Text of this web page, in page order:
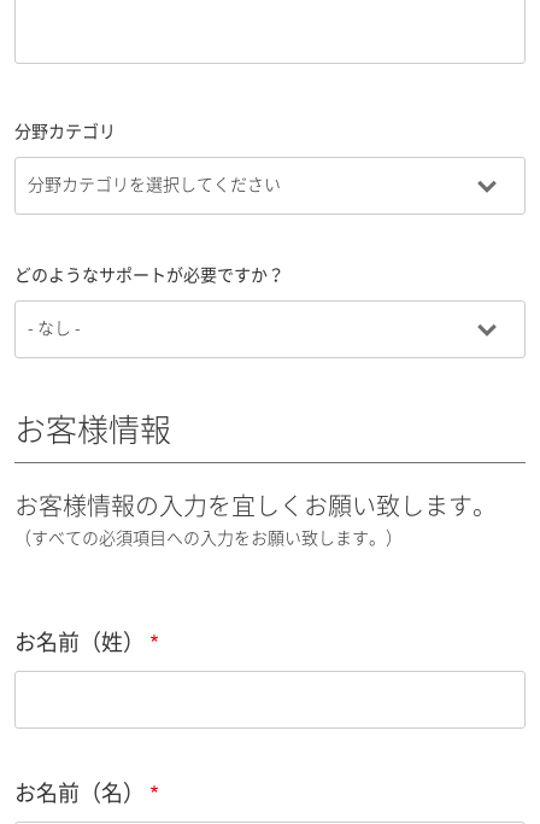
分野カテゴリ
どのようなサポートが必要ですか？
お客様情報
お客様情報の入力を宜しくお願い致します。
（すべての必須項目への入力をお願い致します。）
お名前（姓）
お名前（名）